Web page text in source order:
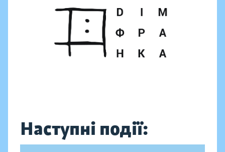
Наступні події: